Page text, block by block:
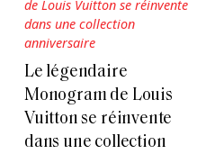
Le légendaire
Monogram de Louis
Vuitton se réinvente
dans une collection